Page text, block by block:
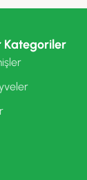
Kategoriler